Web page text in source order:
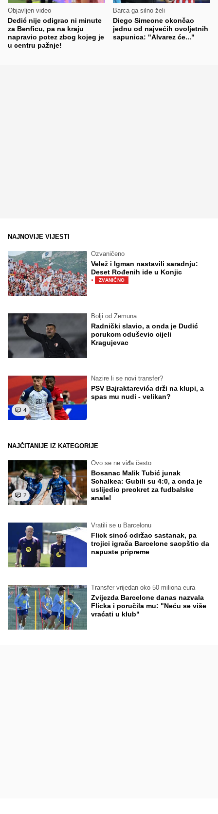
Objavljen video
Dedić nije odigrao ni minute
za Benficu, pa na kraju
napravio potez zbog kojeg je
u centru pažnje!
Barca ga silno želi
Diego Simeone okončao
jednu od najvećih ovoljetnih
sapunica: "Alvarez će..."
NAJNOVIJE VIJESTI
Ozvaničeno
Velež i Igman nastavili saradnju:
Deset Rođenih ide u Konjic
· ZVANIČNO
Bolji od Zemuna
Radnički slavio, a onda je Dudić
porukom oduševio cijeli
Kragujevac
4
Nazire li se novi transfer?
PSV Bajraktarevića drži na klupi, a
spas mu nudi - velikan?
NAJČITANIJE IZ KATEGORIJE
2
Ovo se ne viđa često
Bosanac Malik Tubić junak
Schalkea: Gubili su 4:0, a onda je
uslijedio preokret za fudbalske
anale!
Vratili se u Barcelonu
Flick sinoć održao sastanak, pa
trojici igrača Barcelone saopštio da
napuste pripreme
Transfer vrijedan oko 50 miliona eura
Zvijezda Barcelone danas nazvala
Flicka i poručila mu: "Neću se više
vraćati u klub"